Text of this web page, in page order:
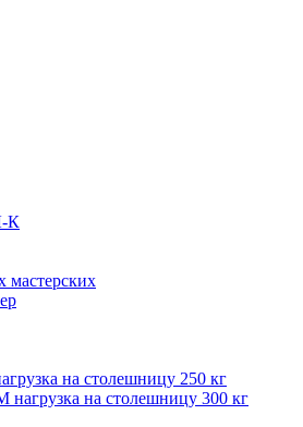
К
мастерских
на столешницу 250 кг
на столешницу 300 кг